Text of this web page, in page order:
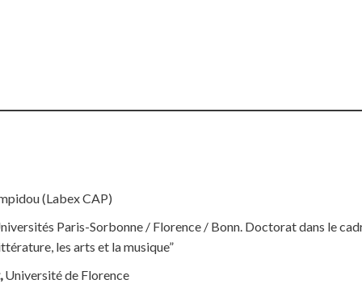
(Labex CAP)
Paris-Sorbonne / Florence / Bonn. Doctorat dans le
les arts et la musique”
Université de Florence